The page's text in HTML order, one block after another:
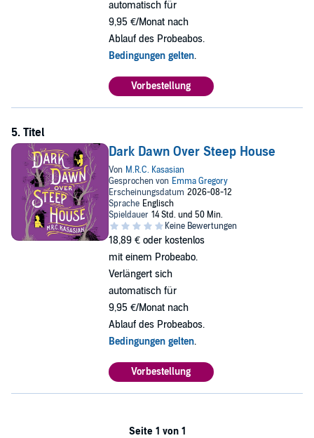
automatisch für
9,95 €/Monat nach
Ablauf des Probeabos.
Bedingungen gelten.
Vorbestellung
Dark Dawn Over Steep House
18,89 € oder kostenlos
mit einem Probeabo.
Verlängert sich
automatisch für
9,95 €/Monat nach
Ablauf des Probeabos.
Bedingungen gelten.
Vorbestellung
Seite 1 von 1